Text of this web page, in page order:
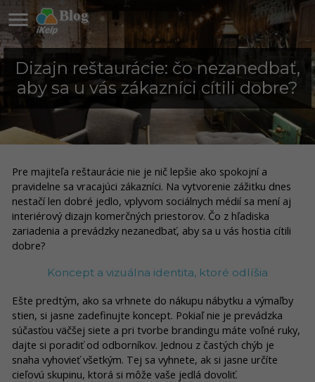
Blog

Dizajn reštaurácie: čo nezanedbať,
aby sa u vás zákazníci cítili dobre?
Pre majiteľa reštaurácie nie je nič lepšie ako spokojní a
pravidelne sa vracajúci zákazníci. Na vytvorenie zážitku dnes
nestačí len dobré jedlo, vplyvom sociálnych médií sa mení aj
interiérový dizajn komerčných priestorov. Čo z hľadiska
zariadenia a prevádzky nezanedbať, aby sa u vás hostia cítili
dobre?
Koncept a vizuálna identita, ktoré odlíšia
Ešte predtým, ako sa vrhnete do nákupu nábytku a výmaľby
stien, si jasne zadefinujte koncept. Pokiaľ nie je prevádzka
súčasťou väčšej siete a pri tvorbe brandingu máte voľné ruky,
dajte si poradiť od odborníkov. Jednou z častých chýb je
snaha vyhovieť všetkým. Tej sa vyhnete, ak si jasne určíte
cieľovú skupinu, ktorá si môže vaše jedlá dovoliť.